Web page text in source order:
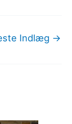
Indlæg →